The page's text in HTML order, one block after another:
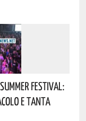
Festival:
E Tanta